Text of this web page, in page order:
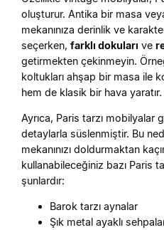
oluşturur. Antika bir masa
mekanınıza derinlik ve
seçerken, farklı dokuları ve
getirmekten çekinmeyin.
koltukları ahşap bir masa ile
hem de klasik bir hava yaratır.
Ayrıca, Paris tarzı mobilyalar
detaylarla süslenmiştir. Bu
mekanınızı doldurmaktan
kullanabileceğiniz bazı Paris
şunlardır:
Barok tarzı aynalar
Şık metal ayaklı